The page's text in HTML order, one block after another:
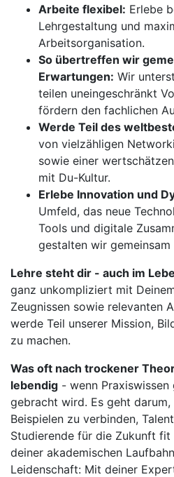
Arbeite flexibel: Erlebe
Lehrgestaltung und
Arbeitsorganisation.
So übertreffen wir
Erwartungen: Wir
teilen uneingeschränkt
fördern den fachlichen
Werde Teil des
von vielzähligen
sowie einer
mit Du-Kultur.
Erlebe Innovation und
Umfeld, das neue
Tools und digitale
gestalten wir
Lehre steht dir - auch im
ganz unkompliziert mit
Zeugnissen sowie relevanten
werde Teil unserer Mission,
zu machen.
Was oft nach trockener
lebendig - wenn
gebracht wird. Es geht
Beispielen zu verbinden,
Studierende für die Zukunft fit
deiner akademischen
Leidenschaft: Mit deiner